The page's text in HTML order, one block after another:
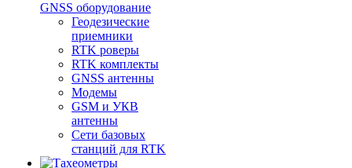
GNSS оборудование
Геодезические
приемники
RTK роверы
RTK комплекты
GNSS антенны
Модемы
GSM и УКВ
антенны
Сети базовых
станций для RTK